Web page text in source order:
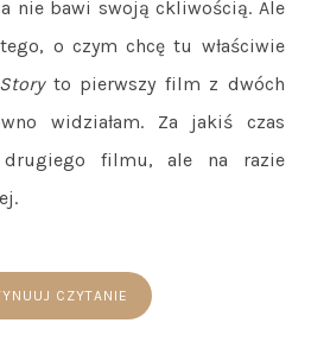
nie bawi swoją ckliwością. Ale
o czym chcę tu właściwie
to pierwszy film z dwóch
widziałam. Za jakiś czas
filmu, ale na razie
CZYTANIE